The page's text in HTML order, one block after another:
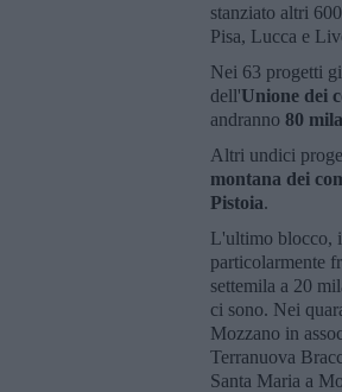
stanziato altri
Pisa, Lucca e
Nei 63 progetti
dell'Unione dei
andranno 80
Altri undici
montana dei
Pistoia.
L'ultimo blocco,
particolarmente
settemila a 20
ci sono. Nei
Mozzano in
Terranuova
Santa Maria a